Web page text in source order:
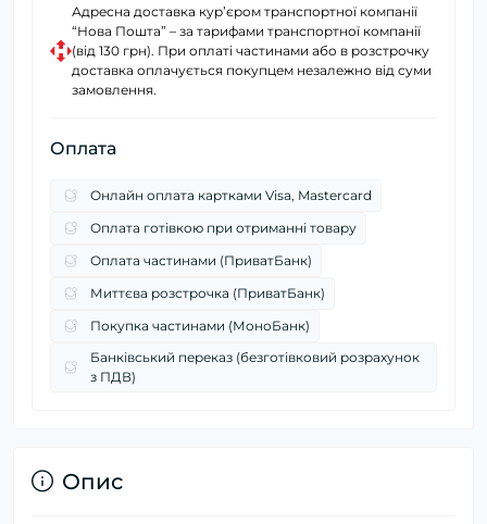
Адресна доставка курʼєром транспортної компанії
“Нова Пошта” – за тарифами транспортної компанії
(від 130 грн). При оплаті частинами або в розстрочку
доставка оплачується покупцем незалежно від суми
замовлення.
Оплата
Онлайн оплата картками Visa, Mastercard
Оплата готівкою при отриманні товару
Оплата частинами (ПриватБанк)
Миттєва розстрочка (ПриватБанк)
Покупка частинами (МоноБанк)
Банківський переказ (безготівковий розрахунок
з ПДВ)
Опис